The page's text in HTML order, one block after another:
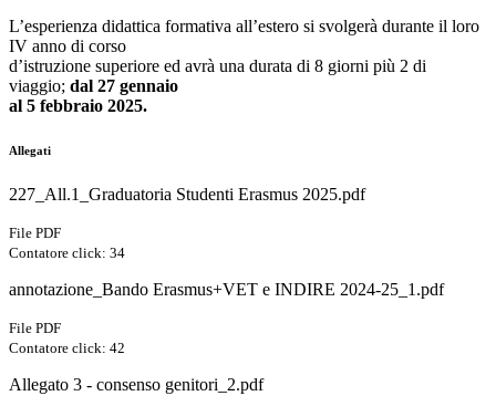
L’esperienza didattica formativa all’estero si svolgerà durante il loro
IV anno di corso
d’istruzione superiore ed avrà una durata di 8 giorni più 2 di
viaggio; dal 27 gennaio
al 5 febbraio 2025.
Allegati
227_All.1_Graduatoria Studenti Erasmus 2025.pdf
File PDF
Contatore click: 34
annotazione_Bando Erasmus+VET e INDIRE 2024-25_1.pdf
File PDF
Contatore click: 42
Allegato 3 - consenso genitori_2.pdf